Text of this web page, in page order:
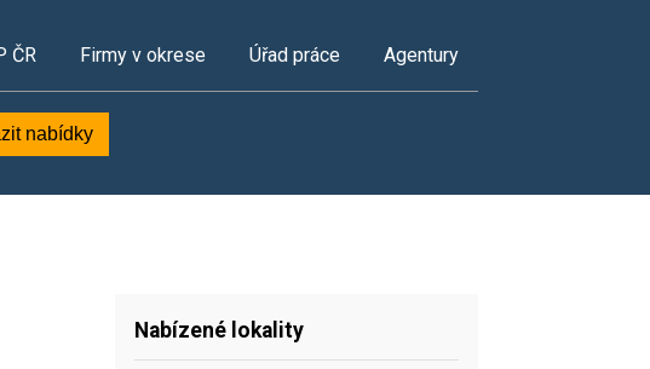
ČR Firmy v okrese Úřad práce Agentury
nabídky
Nabízené lokality